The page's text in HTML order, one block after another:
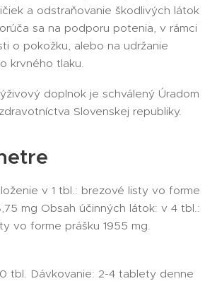
a odstraňovanie škodlivých látok
sa na podporu potenia, v rámci
o pokožku, alebo na udržanie
krvného tlaku.
doplnok je schválený Úradom
Slovenskej republiky.
v 1 tbl.: brezové listy vo forme
mg Obsah účinných látok: v 4 tbl.:
vo forme prášku 1955 mg.
tbl. Dávkovanie: 2-4 tablety denne